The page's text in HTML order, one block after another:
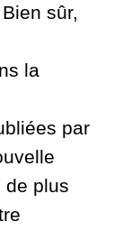
sûr,
la
par
de plus